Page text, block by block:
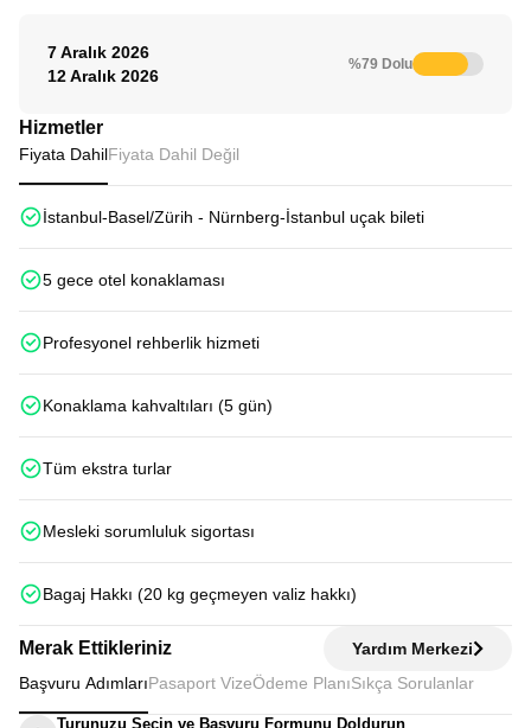
7 Aralık 2026
12 Aralık 2026
%79 Dolu
Hizmetler
Fiyata DahilFiyata Dahil Değil
İstanbul-Basel/Zürih - Nürnberg-İstanbul uçak bileti
5 gece otel konaklaması
Profesyonel rehberlik hizmeti
Konaklama kahvaltıları (5 gün)
Tüm ekstra turlar
Mesleki sorumluluk sigortası
Bagaj Hakkı (20 kg geçmeyen valiz hakkı)
Merak Ettikleriniz
Yardım Merkezi
Başvuru AdımlarıPasaport VizeÖdeme Planı Sıkça Sorulanlar
Turunuzu Seçin ve Başvuru Formunu Doldurun